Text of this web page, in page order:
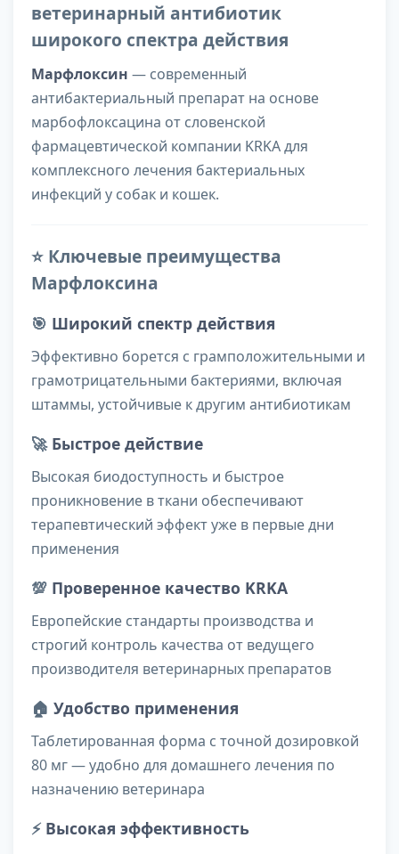
ветеринарный антибиотик
широкого спектра действия
Марфлоксин — современный
антибактериальный препарат на основе
марбофлоксацина от словенской
фармацевтической компании KRKA для
комплексного лечения бактериальных
инфекций у собак и кошек.
⭐ Ключевые преимущества
Марфлоксина
🎯 Широкий спектр действия
Эффективно борется с грамположительными и
грамотрицательными бактериями, включая
штаммы, устойчивые к другим антибиотикам
🚀 Быстрое действие
Высокая биодоступность и быстрое
проникновение в ткани обеспечивают
терапевтический эффект уже в первые дни
применения
💯 Проверенное качество KRKA
Европейские стандарты производства и
строгий контроль качества от ведущего
производителя ветеринарных препаратов
🏠 Удобство применения
Таблетированная форма с точной дозировкой
80 мг — удобно для домашнего лечения по
назначению ветеринара
⚡ Высокая эффективность